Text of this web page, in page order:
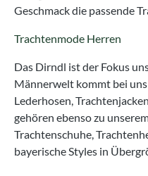
Geschmack die passende
Trachtenmode Herren
Das Dirndl ist der Fokus
Männerwelt kommt bei
Lederhosen,
gehören ebenso zu
Trachtenschuhe,
bayerische Styles in